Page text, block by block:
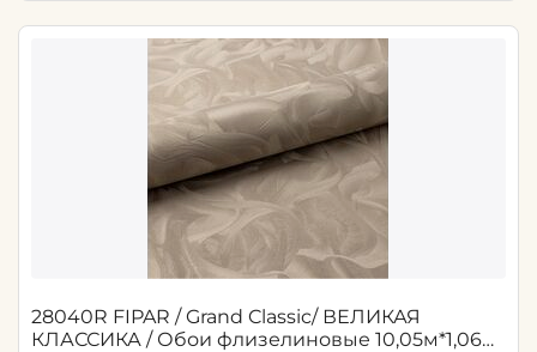
28040R FIPAR / Grand Classic/ ВЕЛИКАЯ
КЛАССИКА / Обои флизелиновые 10,05м*1,06м